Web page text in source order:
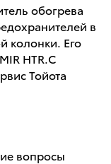
обогрева
в
колонки. Его
HTR.С
Тойота
вопросы